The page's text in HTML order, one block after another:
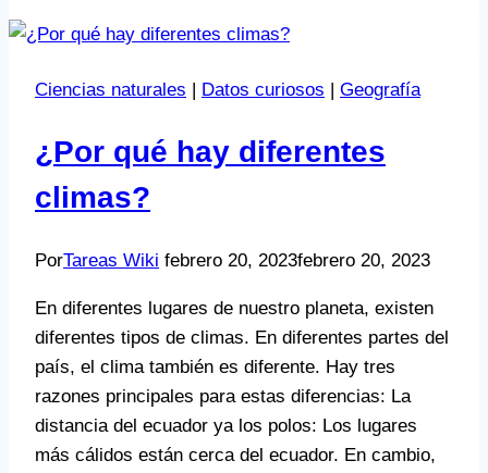
Ciencias naturales | Datos curiosos | Geografía
¿Por qué hay diferentes
climas?
PorTareas Wiki febrero 20, 2023febrero 20, 2023
En diferentes lugares de nuestro planeta, existen
diferentes tipos de climas. En diferentes partes del
país, el clima también es diferente. Hay tres
razones principales para estas diferencias: La
distancia del ecuador ya los polos: Los lugares
más cálidos están cerca del ecuador. En cambio,